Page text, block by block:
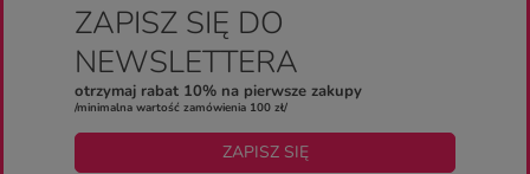
ZAPISZ SIĘ DO
NEWSLETTERA
otrzymaj rabat 10% na pierwsze zakupy
/minimalna wartość zamówienia 100 zł/
ZAPISZ SIĘ